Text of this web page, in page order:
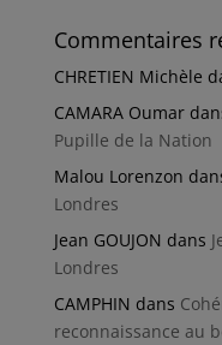
Commentaires
CHRETIEN Michèle
CAMARA Oumar
Pupille de la Nation
Malou Lorenzon
Londres
Jean GOUJON dans
Londres
CAMPHIN dans
reconnaissance au